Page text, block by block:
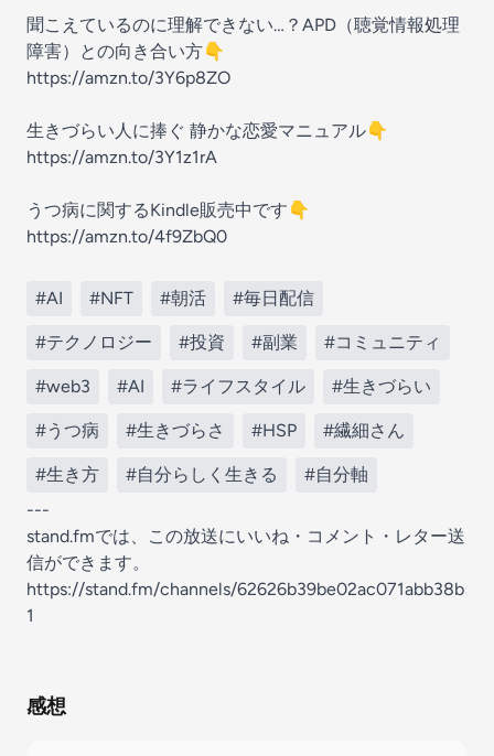
聞こえているのに理解できない…？APD（聴覚情報処理
障害）との向き合い方👇
https://amzn.to/3Y6p8ZO
生きづらい人に捧ぐ 静かな恋愛マニュアル👇
https://amzn.to/3Y1z1rA
うつ病に関するKindle販売中です👇️
https://amzn.to/4f9ZbQ0
#AI #NFT #朝活 #毎日配信
#テクノロジー #投資 #副業 #コミュニティ
#web3 #AI #ライフスタイル #生きづらい
#うつ病 #生きづらさ #HSP #繊細さん
#生き方 #自分らしく生きる
#自分軸
---
stand.fmでは、この放送にいいね・コメント・レター送
信ができます。
https://stand.fm/channels/62626b39be02ac071abb38b
1
感想